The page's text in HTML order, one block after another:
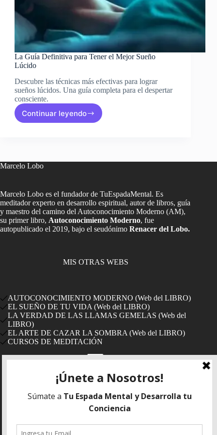
La Guía Definitiva para Tener el Mejor Sueño
Lúcido
Descubre las técnicas más efectivas para lograr
sueños lúcidos. Una guía completa para el despertar
consciente.
Continuar leyendo
La
el
Lúcido
Marcelo Lobo
Marcelo Lobo es el fundador de TuEspadaMental. Es
meditador experto en desarrollo espiritual, autor de libros, guía
y maestro del camino del Autoconocimiento Moderno (AM),
su primer libro, Autoconocimiento Moderno, fue
autopublicado el 2019, bajo el seudónimo Renacer del Lobo.
MIS OTRAS WEBS
AUTOCONOCIMIENTO MODERNO (Web del LIBRO)
EL SUEÑO DE TU VIDA (Web del LIBRO)
LA VERDAD DE LAS LLAMAS GEMELAS (Web del
LIBRO)
EL ARTE DE CAZAR LA SOMBRA (Web del LIBRO)
CURSOS DE MEDITACIÓN